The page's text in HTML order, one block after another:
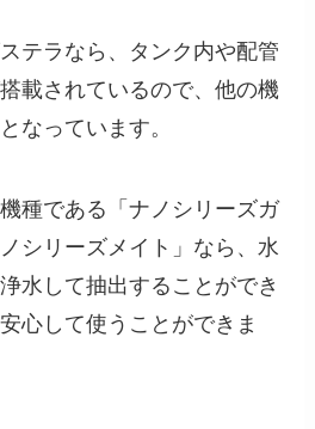
テラなら、タンク内や配管
載されているので、他の機
なっています。
種である「ナノシリーズガ
シリーズメイト」なら、水
水して抽出することができ
心して使うことができま